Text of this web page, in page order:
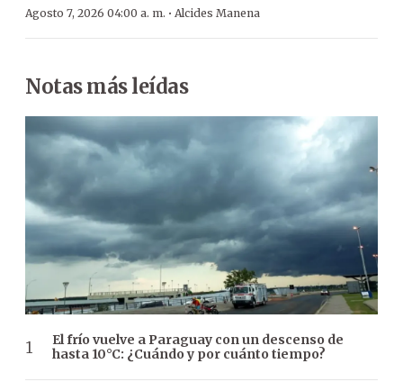
Agosto 7, 2026 04:00 a. m. · Alcides Manena
Notas más leídas
El frío vuelve a Paraguay con un descenso de
hasta 10°C: ¿Cuándo y por cuánto tiempo?